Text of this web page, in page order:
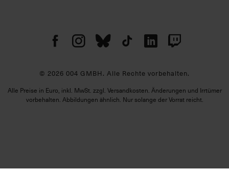
© 2026 004 GMBH. Alle Rechte vorbehalten.
Alle Preise in Euro, inkl. MwSt. zzgl. Versandkosten. Änderungen und Irrtümer
vorbehalten. Abbildungen ähnlich. Nur solange der Vorrat reicht.